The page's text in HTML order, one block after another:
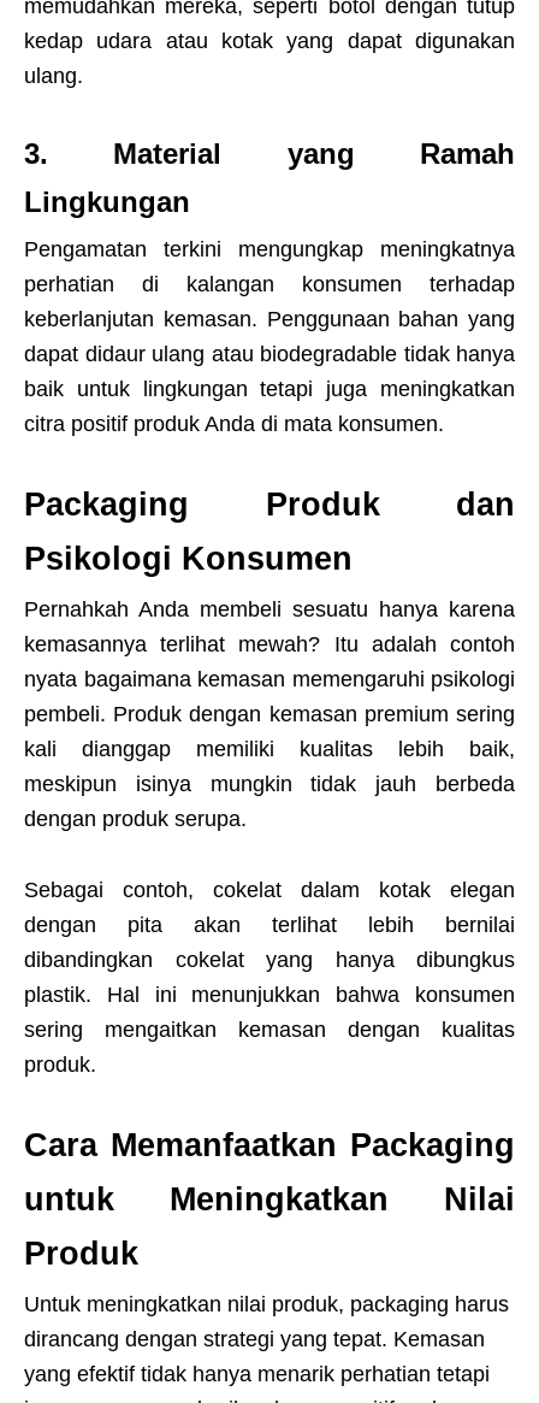
memudahkan mereka, seperti botol dengan tutup
kedap udara atau kotak yang dapat digunakan
ulang.
3. Material yang Ramah
Lingkungan
Pengamatan terkini mengungkap meningkatnya
perhatian di kalangan konsumen terhadap
keberlanjutan kemasan. Penggunaan bahan yang
dapat didaur ulang atau biodegradable tidak hanya
baik untuk lingkungan tetapi juga meningkatkan
citra positif produk Anda di mata konsumen.
Packaging Produk dan
Psikologi Konsumen
Pernahkah Anda membeli sesuatu hanya karena
kemasannya terlihat mewah? Itu adalah contoh
nyata bagaimana kemasan memengaruhi psikologi
pembeli. Produk dengan kemasan premium sering
kali dianggap memiliki kualitas lebih baik,
meskipun isinya mungkin tidak jauh berbeda
dengan produk serupa.
Sebagai contoh, cokelat dalam kotak elegan
dengan pita akan terlihat lebih bernilai
dibandingkan cokelat yang hanya dibungkus
plastik. Hal ini menunjukkan bahwa konsumen
sering mengaitkan kemasan dengan kualitas
produk.
Cara Memanfaatkan Packaging
untuk Meningkatkan Nilai
Produk
Untuk meningkatkan nilai produk, packaging harus
dirancang dengan strategi yang tepat. Kemasan
yang efektif tidak hanya menarik perhatian tetapi